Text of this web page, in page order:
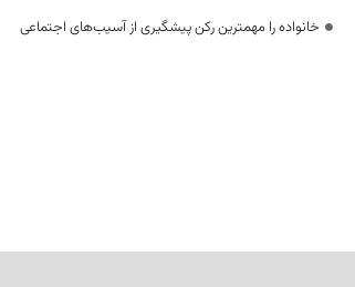
خانواده را مهمترین رکن پیشگیری از آسیب‌های اجتماعی